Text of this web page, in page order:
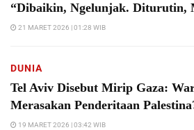
“Dibaikin, Ngelunjak. Diturutin,
21 MARET 2026 | 01:28 WIB
DUNIA
Tel Aviv Disebut Mirip Gaza:
Merasakan Penderitaan
19 MARET 2026 | 03:42 WIB